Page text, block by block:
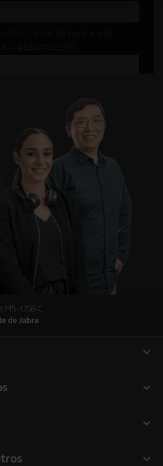
MS - USB-C
de Jabra
expand_more
expand_more
expand_more
expand_more